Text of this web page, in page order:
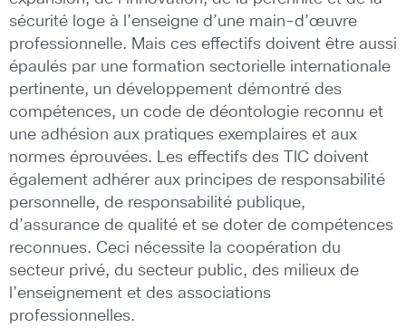
sécurité loge à l’enseigne d’une main-d’œuvre
professionnelle. Mais ces effectifs doivent être aussi
épaulés par une formation sectorielle internationale
pertinente, un développement démontré des
compétences, un code de déontologie reconnu et
une adhésion aux pratiques exemplaires et aux
normes éprouvées. Les effectifs des TIC doivent
également adhérer aux principes de responsabilité
personnelle, de responsabilité publique,
d’assurance de qualité et se doter de compétences
reconnues. Ceci nécessite la coopération du
secteur privé, du secteur public, des milieux de
l’enseignement et des associations
professionnelles.